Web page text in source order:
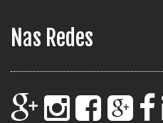
Nas Redes